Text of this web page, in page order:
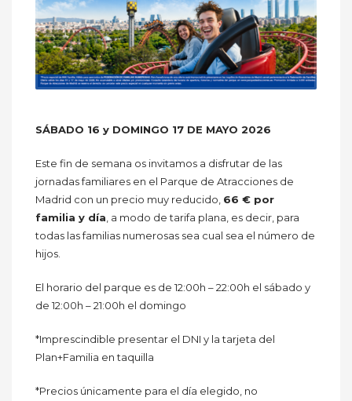
SÁBADO 16 y DOMINGO 17 DE MAYO 2026
Este fin de semana os invitamos a disfrutar de las
jornadas familiares en el Parque de Atracciones de
Madrid con un precio muy reducido, 66 € por
familia y día, a modo de tarifa plana, es decir, para
todas las familias numerosas sea cual sea el número de
hijos.
El horario del parque es de 12:00h – 22:00h el sábado y
de 12:00h – 21:00h el domingo
*Imprescindible presentar el DNI y la tarjeta del
Plan+Familia en taquilla
*Precios únicamente para el día elegido, no